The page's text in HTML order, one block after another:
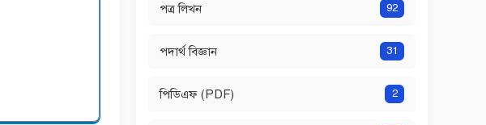
পত্র লিখন 92
পদার্থ বিজ্ঞান 31
পিডিএফ (PDF) 2